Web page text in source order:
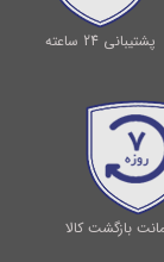
پشتیبانی 24 ساعته